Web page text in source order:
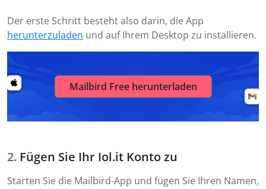
Der erste Schritt besteht also darin, die App
herunterzuladen und auf Ihrem Desktop zu installieren.
Mailbird Free herunterladen
Fügen Sie Ihr Iol.it Konto zu
Starten Sie die Mailbird-App und fügen Sie Ihren Namen,